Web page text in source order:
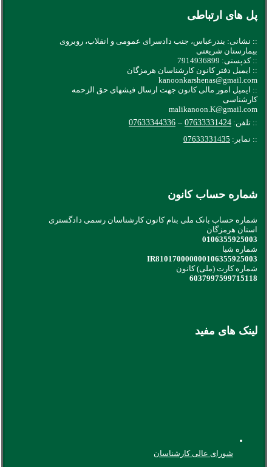
پل های ارتباطی
:: نشانی: بندرعباس، جنب دادسرای عمومی و انقلاب، روبروی
بیمارستان شریعتی
:: کدپستی: 7914936899
:: ایمیل دفتر کانون کارشناسان هرمزگان
kanoonkarshenas@gmail.com
:: ایمیل امور مالی کانون جهت ارسال فیشهای حق الزحمه
کارشناسی
malikanoon.K@gmail.com
:: تلفن: 07633331424
–
07633344336
:: نمابر: 07633331435
شماره حساب کانون
شماره حساب بانک ملی بنام کانون کارشناسان رسمی دادگستری
استان هرمزگان
0106355925003
شماره شبا
IR810170000000106355925003
شماره کارت (ملی) کانون
6037997599715118
لینک های مفید
شورای عالی کارشناسان